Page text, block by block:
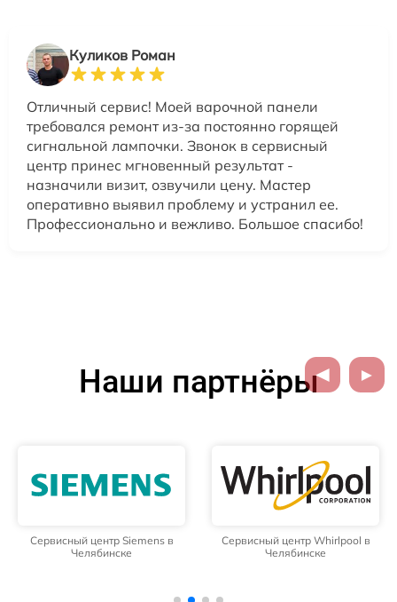
Куликов Роман
Отличный сервис! Моей варочной панели
требовался ремонт из-за постоянно горящей
сигнальной лампочки. Звонок в сервисный
центр принес мгновенный результат -
назначили визит, озвучили цену. Мастер
оперативно выявил проблему и устранил ее.
Профессионально и вежливо. Большое спасибо!
Наши партнёры
Сервисный центр Siemens в
Челябинске
Сервисный центр Whirlpool в
Челябинске